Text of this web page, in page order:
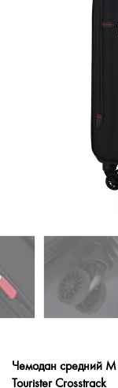
Чемодан средний
Tourister Crosstrack